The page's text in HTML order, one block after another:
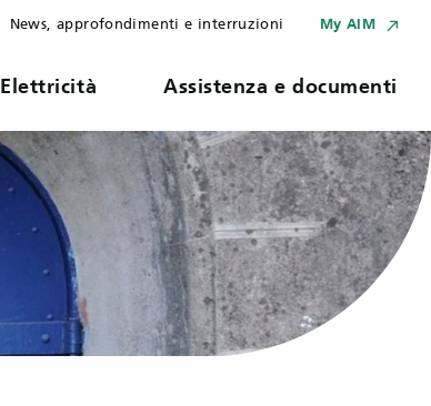
News, approfondimenti e interruzioni My AIM
Elettricità Assistenza e documenti